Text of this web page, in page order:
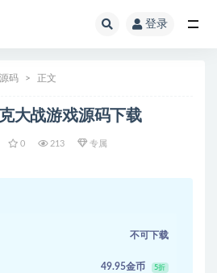
登录
码 正文
大战游戏源码下载
0 213 专属
不可下载
49.95金币 5折